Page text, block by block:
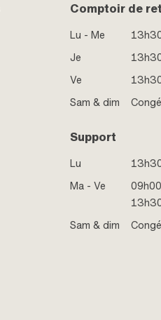
Comptoir de
Lu - Me
Je
Ve
Sam & dim
Support
Lu
Ma - Ve
Sam & dim